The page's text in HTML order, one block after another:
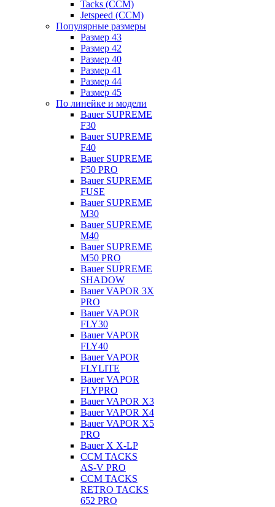
Tacks (CCM)
Jetspeed (CCM)
Популярные размеры
Размер 43
Размер 42
Размер 40
Размер 41
Размер 44
Размер 45
По линейке и модели
Bauer SUPREME
F30
Bauer SUPREME
F40
Bauer SUPREME
F50 PRO
Bauer SUPREME
FUSE
Bauer SUPREME
M30
Bauer SUPREME
M40
Bauer SUPREME
M50 PRO
Bauer SUPREME
SHADOW
Bauer VAPOR 3X
PRO
Bauer VAPOR
FLY30
Bauer VAPOR
FLY40
Bauer VAPOR
FLYLITE
Bauer VAPOR
FLYPRO
Bauer VAPOR X3
Bauer VAPOR X4
Bauer VAPOR X5
PRO
Bauer X X-LP
CCM TACKS
AS-V PRO
CCM TACKS
RETRO TACKS
652 PRO